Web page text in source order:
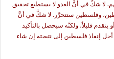
لا شكَّ في أنَّ العدو لا يستطيع تحقيق
وفلسطين ستتحرَّر. لا شكَّ في أنَّ
قليلاً، ولكنَّه سيحصل بالتأكيد
إنقاذ فلسطين إلى نتيجته إن شاء